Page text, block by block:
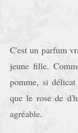
C'est un parfum
jeune fille.
pomme, si
que le rose de
agréable.